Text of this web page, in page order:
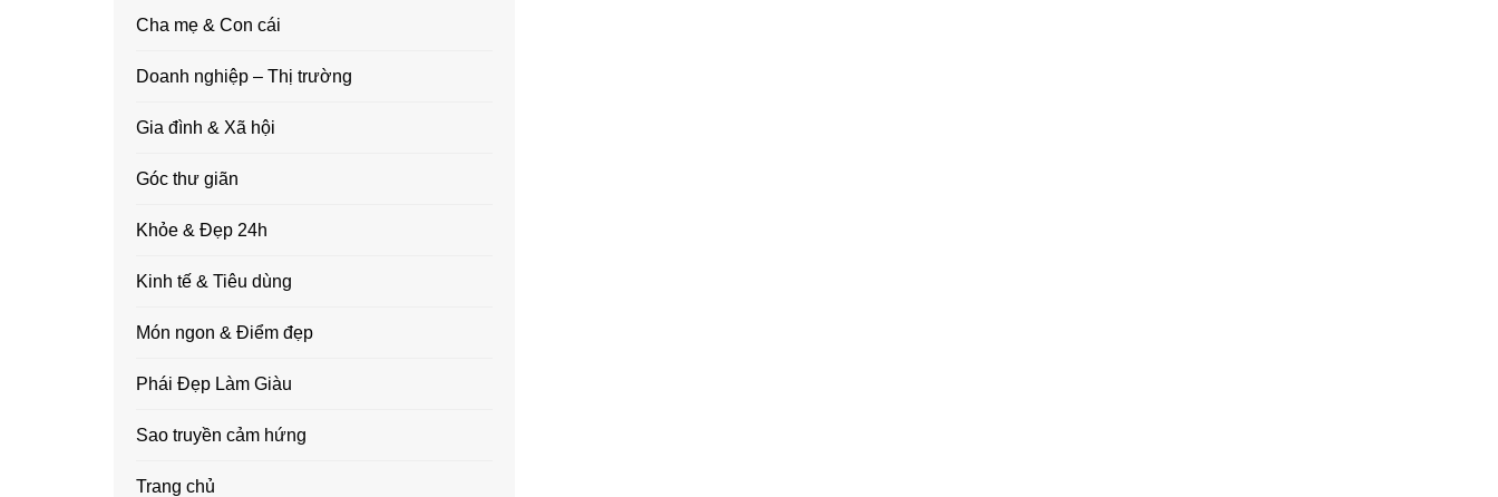
Cha mẹ & Con cái
Doanh nghiệp – Thị trường
Gia đình & Xã hội
Góc thư giãn
Khỏe & Đẹp 24h
Kinh tế & Tiêu dùng
Món ngon & Điểm đẹp
Phái Đẹp Làm Giàu
Sao truyền cảm hứng
Trang chủ